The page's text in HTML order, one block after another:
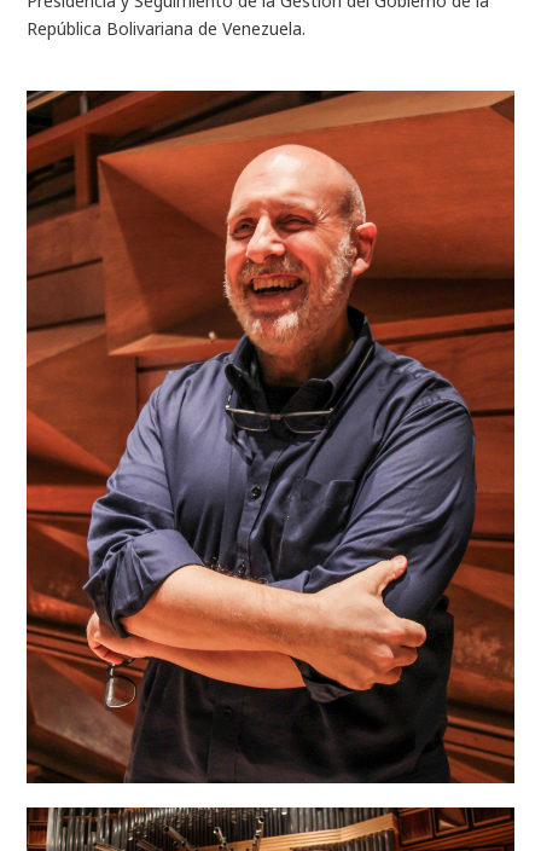
República Bolivariana de Venezuela.